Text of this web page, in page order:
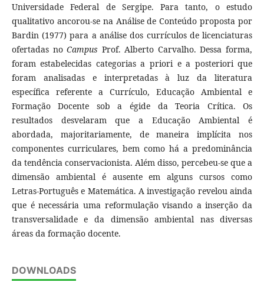
Universidade Federal de Sergipe. Para tanto, o estudo
qualitativo ancorou-se na Análise de Conteúdo proposta por
Bardin (1977) para a análise dos currículos de licenciaturas
ofertadas noCampus Prof. Alberto Carvalho. Dessa forma,
foram estabelecidas categorias a priori e a posteriori que
foram analisadas e interpretadas à luz da literatura
específica referente a Currículo, Educação Ambiental e
Formação Docente sob a égide da Teoria Crítica. Os
resultados desvelaram que a Educação Ambiental é
abordada, majoritariamente, de maneira implícita nos
componentes curriculares, bem como há a predominância
da tendência conservacionista. Além disso, percebeu-se que a
dimensão ambiental é ausente em alguns cursos como
Letras-Português e Matemática. A investigação revelou ainda
que é necessária uma reformulação visando a inserção da
transversalidade e da dimensão ambiental nas diversas
áreas da formação docente.
DOWNLOADS